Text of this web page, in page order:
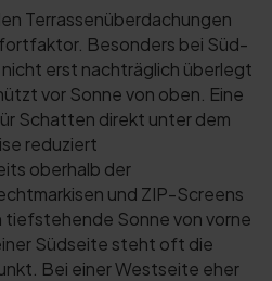
Terrassenüberdachungen
Besonders bei Süd-
erst nachträglich überlegt
vor Sonne von oben. Eine
Schatten direkt unter dem
reduziert
oberhalb der
und ZIP-Screens
Sonne von vorne
Südseite steht oft die
Bei einer Westseite eher